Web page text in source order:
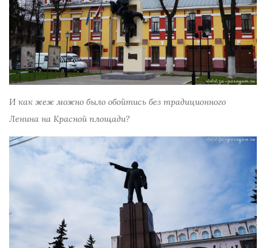
И как жеж можно было обойтись без традиционного
Ленина на Красной площади?